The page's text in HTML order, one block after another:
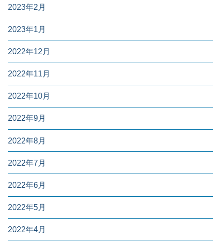
2023年2月
2023年1月
2022年12月
2022年11月
2022年10月
2022年9月
2022年8月
2022年7月
2022年6月
2022年5月
2022年4月